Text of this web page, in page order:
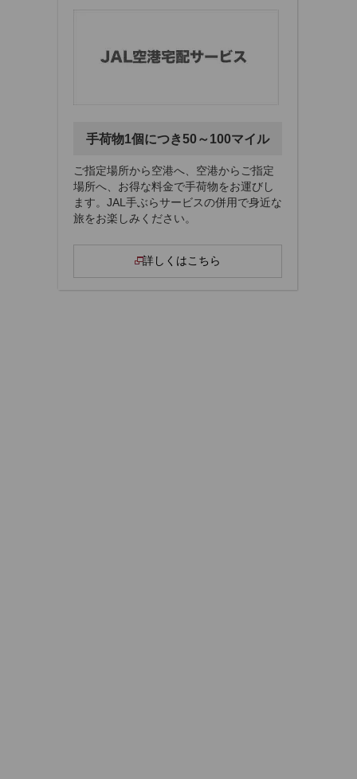
手荷物1個につき50～100マイル
ご指定場所から空港へ、空港からご指定
場所へ、お得な料金で手荷物をお運びし
ます。JAL手ぶらサービスの併用で身近な
旅をお楽しみください。
詳しくはこちら